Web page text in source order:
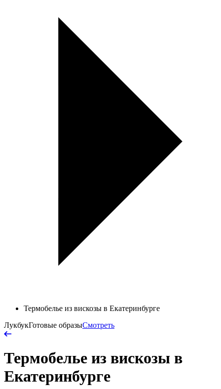
Термобелье из вискозы в Екатеринбурге
ЛукбукГотовые образыСмотреть
Термобелье из вискозы в
Екатеринбурге